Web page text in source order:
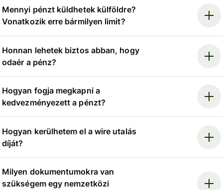
Mennyi pénzt küldhetek külföldre?
Vonatkozik erre bármilyen limit?
Honnan lehetek biztos abban, hogy
odaér a pénz?
Hogyan fogja megkapni a
kedvezményezett a pénzt?
Hogyan kerülhetem el a wire utalás
díját?
Milyen dokumentumokra van
szükségem egy nemzetközi